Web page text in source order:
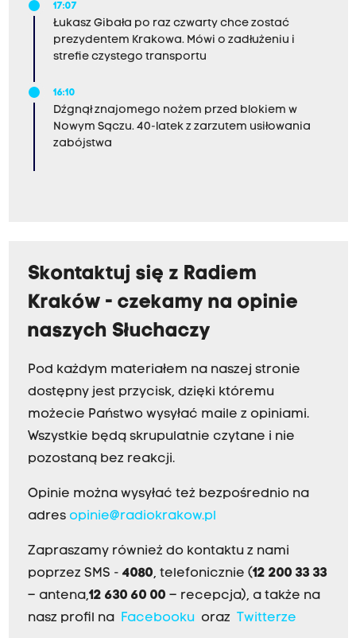
17:07
Łukasz Gibała po raz czwarty chce zostać
prezydentem Krakowa. Mówi o zadłużeniu i
strefie czystego transportu
16:10
Dźgnął znajomego nożem przed blokiem w
Nowym Sączu. 40-latek z zarzutem usiłowania
zabójstwa
Skontaktuj się z Radiem
Kraków - czekamy na opinie
naszych Słuchaczy
Pod każdym materiałem na naszej stronie
dostępny jest przycisk, dzięki któremu
możecie Państwo wysyłać maile z opiniami.
Wszystkie będą skrupulatnie czytane i nie
pozostaną bez reakcji.
Opinie można wysyłać też bezpośrednio na
adres opinie@radiokrakow.pl
Zapraszamy również do kontaktu z nami
poprzez SMS - 4080, telefonicznie (12 200 33 33
– antena,12 630 60 00 – recepcja), a także na
nasz profil na
Facebookuoraz Twitterze